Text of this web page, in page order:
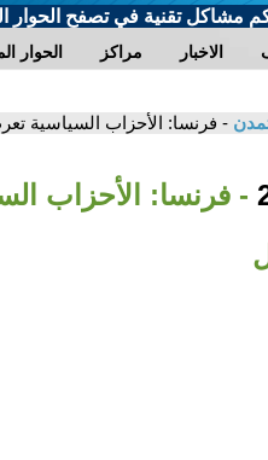
مشاكل تقنية في تصفح الحوار
الحوار مراكز الاخبار
- فرنسا: الأحزاب السياسية
- فرنسا: الأحزاب